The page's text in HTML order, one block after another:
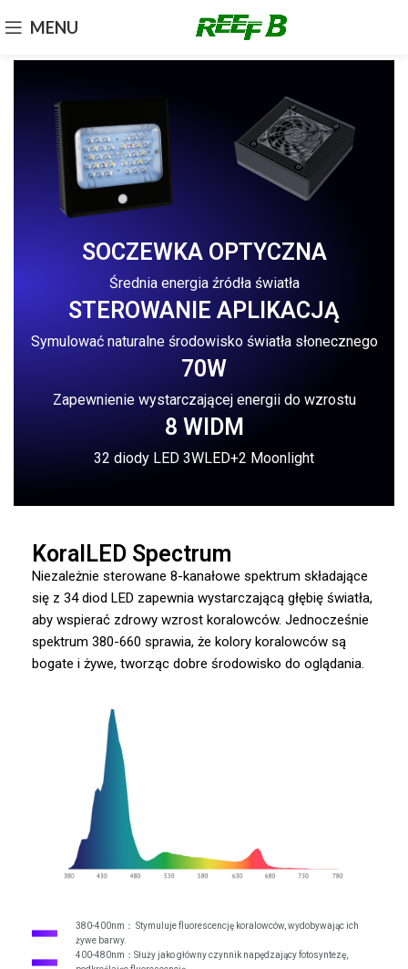
MENU
SOCZEWKA OPTYCZNA
Średnia energia źródła światła
STEROWANIE APLIKACJĄ
Symulować naturalne środowisko światła słonecznego
70W
Zapewnienie wystarczającej energii do wzrostu
8 WIDM
32 diody LED 3WLED+2 Moonlight
KoralLED Spectrum
Niezależnie sterowane 8-kanałowe spektrum składające
się z 34 diod LED zapewnia wystarczającą głębię światła,
aby wspierać zdrowy wzrost koralowców. Jednocześnie
spektrum 380-660 sprawia, że kolory koralowców są
bogate i żywe, tworząc dobre środowisko do oglądania.
380-400nm： Stymuluje fluorescencję koralowców, wydobywając ich
żywe barwy.
400-480nm：Służy jako główny czynnik napędzający fotosyntezę,